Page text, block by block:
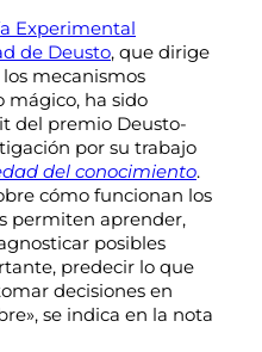
Experimental
de Deusto, que dirige
mecanismos
mágico, ha sido
del premio Deusto-
por su trabajo
del conocimiento.
cómo funcionan los
permiten aprender,
posibles
predecir lo que
decisiones en
se indica en la nota